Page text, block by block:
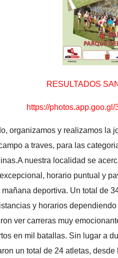
RESULTADOS
https://
organizamos y realizamos la
a traves, para las
nuestra localidad se
horario puntual y
deportiva. Un total de
y horarios
ver carreras muy
en mil batallas. Sin lugar a
un total de 24 atletas,